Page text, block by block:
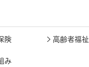
険 高齢者福祉
み